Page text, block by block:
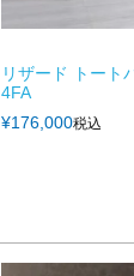
リザード トート
4FA
¥176,000税込